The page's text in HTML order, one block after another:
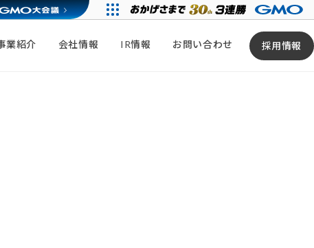
業紹介 会社情報 IR情報 お問い合わせ 採用情報